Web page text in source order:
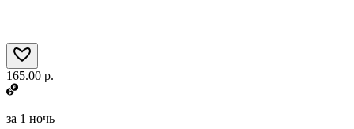
165.00 р.
за 1 ночь